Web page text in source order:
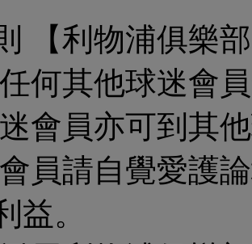
【利物浦俱樂
何其他球迷會
會員亦可到其
員請自覺愛護
益。